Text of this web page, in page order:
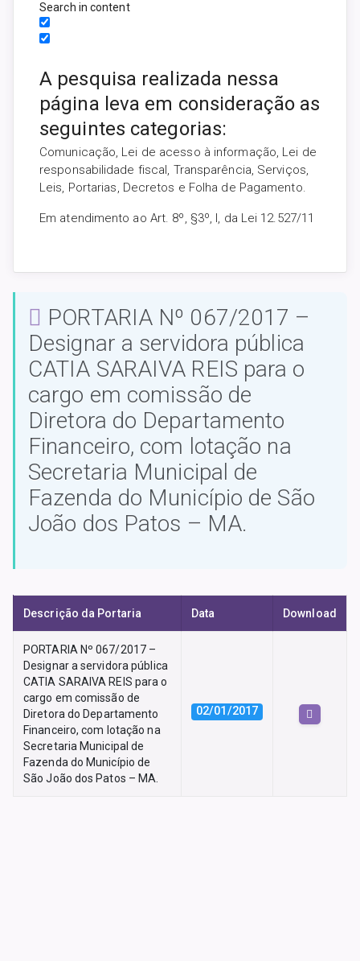
Search in content
A pesquisa realizada nessa
página leva em consideração as
seguintes categorias:
Comunicação, Lei de acesso à informação, Lei de
responsabilidade fiscal, Transparência, Serviços,
Leis, Portarias, Decretos e Folha de Pagamento.
Em atendimento ao Art. 8º, §3º, I, da Lei 12.527/11
PORTARIA Nº 067/2017 –
Designar a servidora pública
CATIA SARAIVA REIS para o
cargo em comissão de
Diretora do Departamento
Financeiro, com lotação na
Secretaria Municipal de
Fazenda do Município de São
João dos Patos – MA.
Descrição da Portaria Data Download
PORTARIA Nº 067/2017 –
Designar a servidora pública
CATIA SARAIVA REIS para o
cargo em comissão de
Diretora do Departamento
Financeiro, com lotação na
Secretaria Municipal de
Fazenda do Município de
São João dos Patos – MA.
02/01/2017